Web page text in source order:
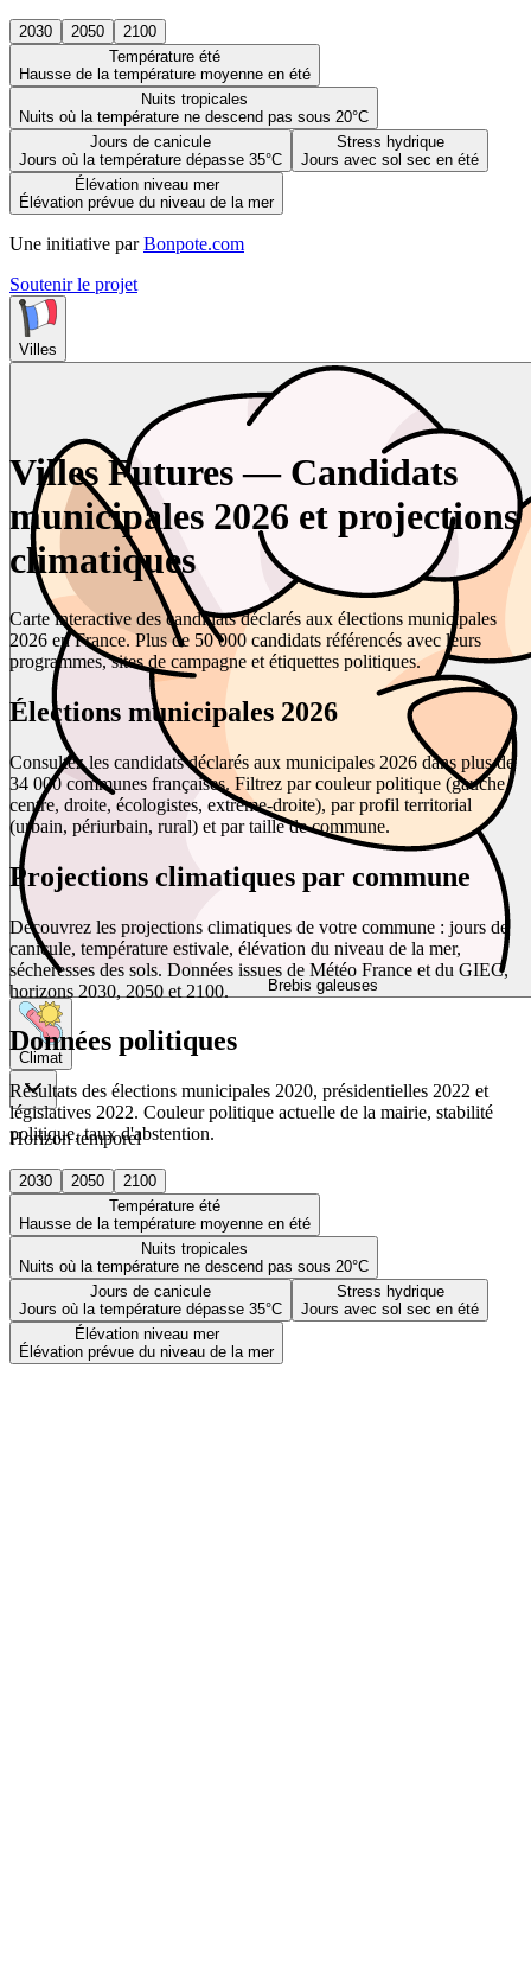
2030 2050
2100
Température été
Hausse de la température moyenne en été
Nuits tropicales
Nuits où la température ne descend pas sous 20°C
Jours de canicule
Jours où la température dépasse 35°C
Stress hydrique
Jours avec sol sec en été
Élévation niveau mer
Élévation prévue du niveau de la mer
Une initiative par Bonpote.com
Soutenir le projet
Villes
Brebis galeuses
Climat
Horizon temporel
2030 2050
2100
Température été
Hausse de la température moyenne en été
Nuits tropicales
Nuits où la température ne descend pas sous 20°C
Jours de canicule
Jours où la température dépasse 35°C
Stress hydrique
Jours avec sol sec en été
Élévation niveau mer
Élévation prévue du niveau de la mer
Villes Futures — Candidats
municipales 2026 et projections
climatiques
Carte interactive des candidats déclarés aux élections municipales
2026 en France. Plus de 50 000 candidats référencés avec leurs
programmes, sites de campagne et étiquettes politiques.
Élections municipales 2026
Consultez les candidats déclarés aux municipales 2026 dans plus de
34 000 communes françaises. Filtrez par couleur politique (gauche,
centre, droite, écologistes, extrême-droite), par profil territorial
(urbain, périurbain, rural) et par taille de commune.
Projections climatiques par commune
Découvrez les projections climatiques de votre commune : jours de
canicule, température estivale, élévation du niveau de la mer,
sécheresses des sols. Données issues de Météo France et du GIEC,
horizons 2030, 2050 et 2100.
Données politiques
Résultats des élections municipales 2020, présidentielles 2022 et
législatives 2022. Couleur politique actuelle de la mairie, stabilité
politique, taux d'abstention.